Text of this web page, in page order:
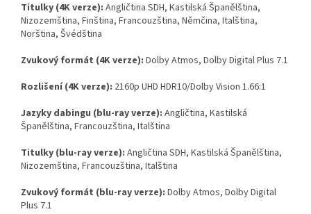
Titulky (4K verze): Angličtina SDH, Kastilská Španělština,
Nizozemština, Finština, Francouzština, Němčina, Italština,
Norština, Švédština
Zvukový formát (4K verze): Dolby Atmos, Dolby Digital Plus 7.1
Rozlišení (4K verze): 2160p UHD HDR10/Dolby Vision 1.66:1
Jazyky dabingu (blu-ray verze): Angličtina, Kastilská
Španělština, Francouzština, Italština
Titulky (blu-ray verze): Angličtina SDH, Kastilská Španělština,
Nizozemština, Francouzština, Italština
Zvukový formát (blu-ray verze): Dolby Atmos, Dolby Digital
Plus 7.1